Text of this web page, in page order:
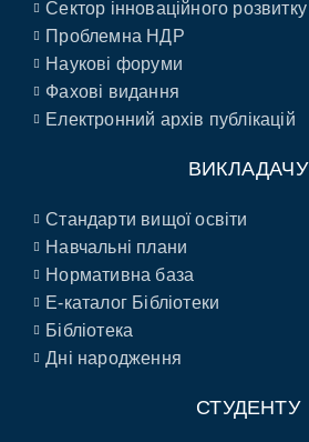
Сектор інноваційного розвитку
Проблемна НДР
Наукові форуми
Фахові видання
Електронний архів публікацій
ВИКЛАДАЧУ
Стандарти вищої освіти
Навчальні плани
Нормативна база
E-каталог Бібліотеки
Бібліотека
Дні народження
СТУДЕНТУ